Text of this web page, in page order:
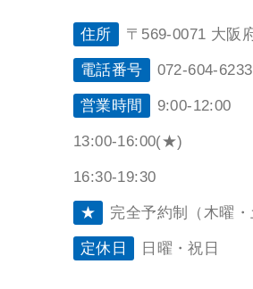
住所 〒569-0071 大阪
電話番号 072-604-6233
営業時間 9:00-12:00
13:00-16:00(★)
16:30-19:30
★ 完全予約制（木曜
定休日 日曜・祝日